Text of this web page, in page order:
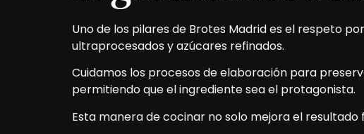
Uno de los pilares de Brotes Madrid es el respeto
ultraprocesados y azúcares refinados.
Cuidamos los procesos de elaboración para
permitiendo que el ingrediente sea el protagonista.
Esta manera de cocinar no solo mejora el